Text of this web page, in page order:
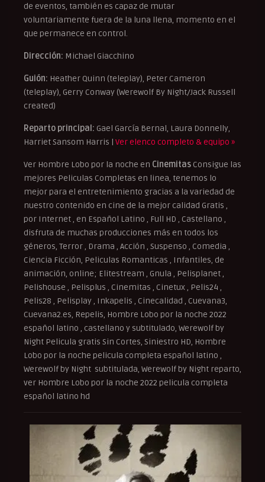
de eventos, también es capaz de mutar
voluntariamente fuera de la luna llena, momento en el
que permanece en control.
Dirección: Michael Giacchino
Guión: Heather Quinn (teleplay), Peter Cameron
(teleplay), Gerry Conway (Werewolf By Night/Jack Russell
created)
Reparto principal: Gael García Bernal, Laura Donnelly,
Harriet Sansom Harris | Ver elenco completo & equipo »
Ver Hombre Lobo por la noche en Cinemitas Consigue las
mejores Peliculas Completas en linea, tenemos lo
mejor para el entretenimiento gracias a la variedad de
nuestro contenido en cine de la mejor calidad Gratis ,
por Internet , en Español Latino , Full HD , Castellano ,
disfruta de muchas producciones más en todos los
géneros, Terror , Drama , Acción , Suspenso , Comedia ,
Ciencia Ficción, Peliculas Romanticas , Infantiles, de
animación, online; Elitestream , Gnula , Pelisplanet ,
Pelishouse , Pelisplus , Cinemitas , Cinetux , Pelis24 ,
Pelis28 , Pelisplay , Inkapelis , Cinecalidad , Cuevana3,
Cuevana2.es, Repelis, Hombre Lobo por la noche 2022
español latino , castellano y subtitulado, Werewolf by
Night Pelicula gratis Sin Cortes, Siniestro HD, Hombre
Lobo por la noche pelicula completa español latino ,
Werewolf by Night subtitulada, Werewolf by Night reparto,
ver Hombre Lobo por la noche 2022 pelicula completa
español latino hd